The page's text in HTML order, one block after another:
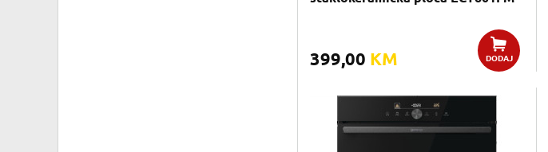
399,00 KM DODAJ